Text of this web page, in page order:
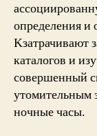
определения
Kзатрачивают
каталогов и
совершенный
утомительным
ночные часы.